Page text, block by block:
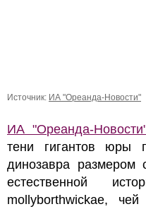
Источник: ИА "Ореанда-Новости"
ИА "Ореанда-
тени гигантов юры
динозавра
естественной
mollyborthwickae,